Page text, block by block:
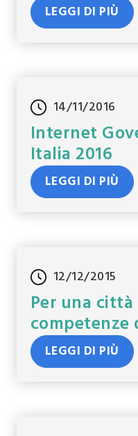
LEGGI DI PIÙ
14/11/2016
Internet
Italia 2016
LEGGI DI PIÙ
12/12/2015
Per una
LEGGI DI PIÙ